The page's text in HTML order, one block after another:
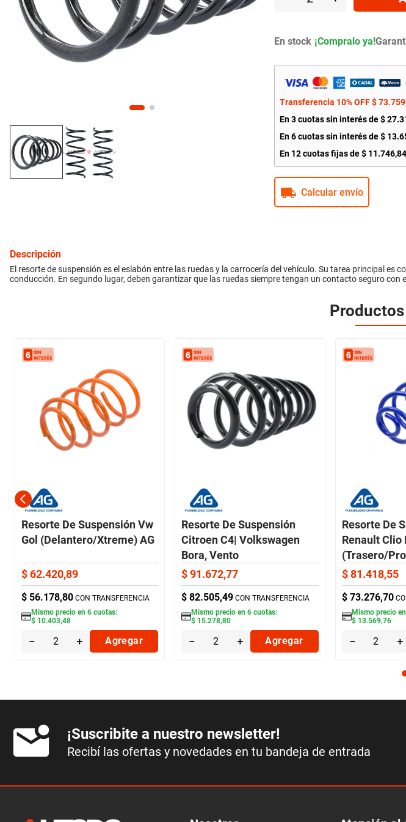
inyección
En stock
Transferencia 10% OFF$73.759
En3cuotas sin interés de$27.
En6cuotas sin interés de$ 13.
En 12cuotas fijas de$ 11.746,84
Calcular envío
Descripción
El resorte de suspensión es el eslabón entre las ruedas y la carrocería del vehículo. Su tarea principal
conducción. En segundo lugar, deben garantizar que las ruedas siempre tengan un contacto seguro con
Resorte De Suspensión Vw
Gol (Delantero/Xtreme) AG
$62.420,89
$ 56.178,80 CON TRANSFERENCIA
Mismo precio en 6cuotas:
$ 10.403,48
＋
－ Agregar
Resorte De Suspensión
Citroen C4| Volkswagen
Bora, Vento
(Trasero/Estándar) AG
$ 91.672,77
$ 82.505,49 CON TRANSFERENCIA
Mismo precio en6 cuotas:
$ 15.278,80
＋
－ Agregar
Resorte De
Renault Clio
(Trasero/
$ 81.418,55
$ 73.276,70
Mismo precio en
$ 13.569,76
＋
－
¡Suscribite a nuestro newsletter!
Recibí las ofertas y novedades en tu bandeja de entrada
10. citroen c4